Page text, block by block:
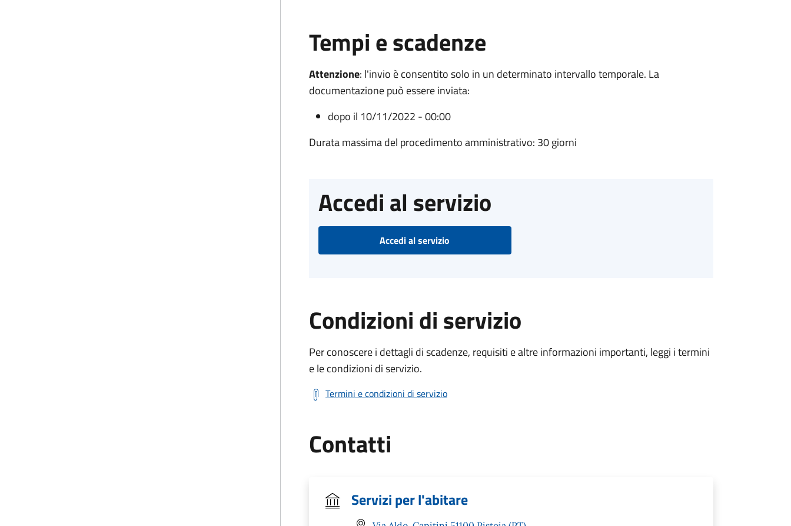
Tempi e scadenze
Attenzione: l'invio è consentito solo in un determinato intervallo temporale. La
documentazione può essere inviata:
dopo il 10/11/2022 - 00:00
Durata massima del procedimento amministrativo: 30 giorni
Accedi al servizio
Accedi al servizio
Condizioni di servizio
Per conoscere i dettagli di scadenze, requisiti e altre informazioni importanti, leggi i termini
e le condizioni di servizio.
Termini e condizioni di servizio
Contatti
Servizi per l'abitare